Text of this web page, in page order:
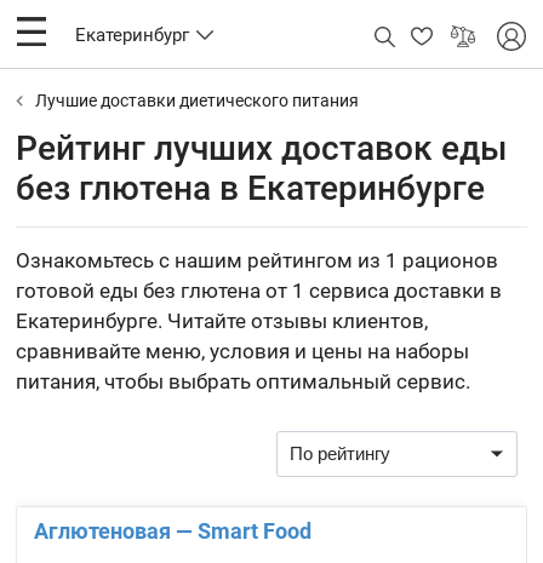
Екатеринбург
Лучшие доставки диетического питания
Рейтинг лучших доставок еды
без глютена в Екатеринбурге
Ознакомьтесь с нашим рейтингом из 1 рационов
готовой еды без глютена от 1 сервиса доставки в
Екатеринбурге. Читайте отзывы клиентов,
сравнивайте меню, условия и цены на наборы
питания, чтобы выбрать оптимальный сервис.
Аглютеновая — Smart Food